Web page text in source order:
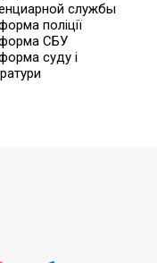
службы
поліції
СБУ
суду і